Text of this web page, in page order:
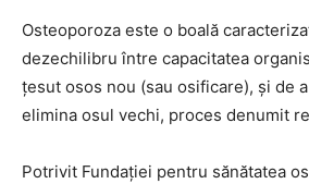
Osteoporoza este o boală
dezechilibru între capacitatea
țesut osos nou (sau osificare), și de
elimina osul vechi, proces denumit
Potrivit Fundației pentru sănătatea